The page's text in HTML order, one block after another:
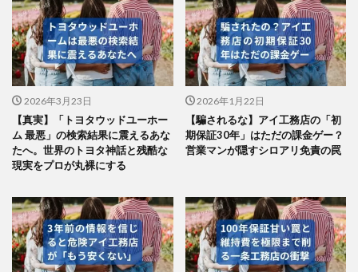
2026年3月23日
【真実】「トヨタウッドユーホー
ム 最悪」の検索結果に震えるあな
たへ。世界のトヨタ神話と残酷な
現実をプロが丸裸にする
2026年1月22日
【騙されるな】アイ工務店の「初
期保証30年」はただの課金ゲー？
営業マンが隠すシロアリ免責の罠